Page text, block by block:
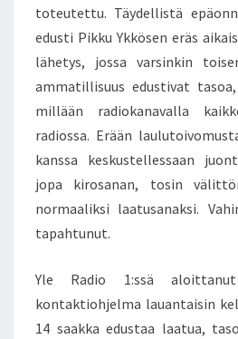
E
M
S
T
A
O
O
T
T
A
A
I
toteutettu. Täydellistä
edusti Pikku Ykkösen eräs
lähetys, jossa varsinkin
ammatillisuus edustivat
millään radiokanavalla
radiossa. Erään
kanssa keskustellessaan
jopa kirosanan, tosin
normaaliksi laatusanaksi.
tapahtunut.
Yle Radio 1:ssä
kontaktiohjelma lauantaisin
14 saakka edustaa laatua,